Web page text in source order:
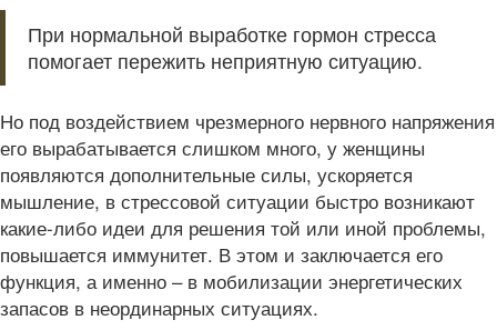
При нормальной выработке гормон стресса
помогает пережить неприятную ситуацию.
Но под воздействием чрезмерного нервного напряжения
его вырабатывается слишком много, у женщины
появляются дополнительные силы, ускоряется
мышление, в стрессовой ситуации быстро возникают
какие-либо идеи для решения той или иной проблемы,
повышается иммунитет. В этом и заключается его
функция, а именно – в мобилизации энергетических
запасов в неординарных ситуациях.